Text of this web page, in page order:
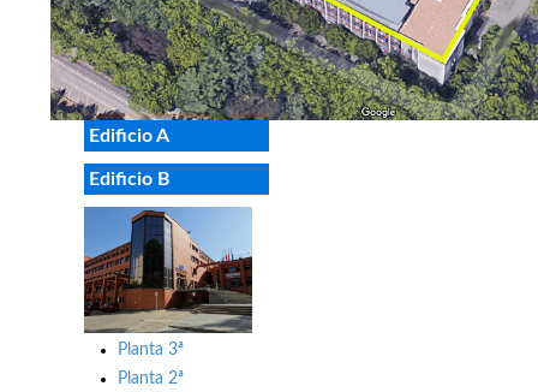
Edificio A
Edificio B
Planta 3ª
Planta 2ª